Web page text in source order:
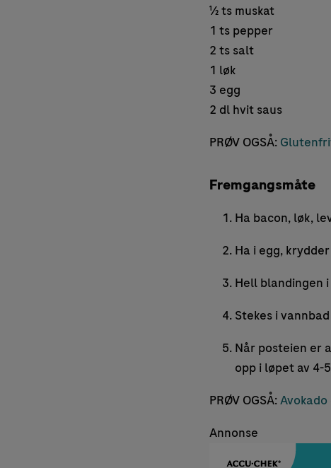
½ ts muskat
1 ts pepper
2 ts salt
1 løk
3 egg
2 dl hvit saus
PRØV OGSÅ:
Fremgangsmåte
Ha bacon, løk,
Ha i egg,
Hell blandingen
Stekes i
Når posteien er
opp i løpet av 4-
PRØV OGSÅ:
Annonse